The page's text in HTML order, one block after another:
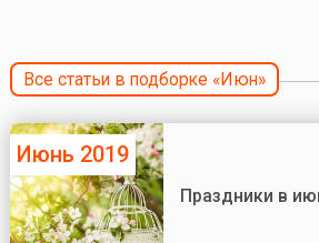
Все статьи в подборке «Июн»
Июнь 2019
Праздники в